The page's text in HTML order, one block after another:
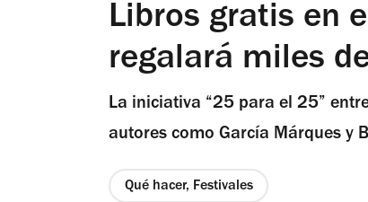
Libros gratis en
regalará miles
La iniciativa “25 para el 25”
autores como García Márques y
Qué hacer, Festivales